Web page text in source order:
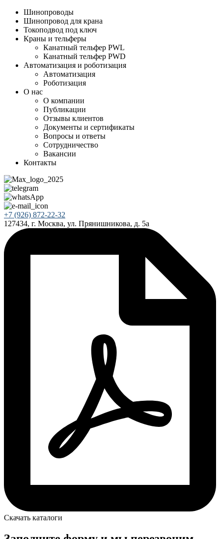
Шинопроводы
Шинопровод для крана
Токоподвод под ключ
Краны и тельферы
Канатный тельфер PWL
Канатный тельфер PWD
Автоматизация и роботизация
Автоматизация
Роботизация
О нас
О компании
Публикации
Отзывы клиентов
Документы и сертификаты
Вопросы и ответы
Сотрудничество
Вакансии
Контакты
+7 (926) 872-22-32
127434, г. Москва, ул. Прянишникова, д. 5а
Скачать каталоги